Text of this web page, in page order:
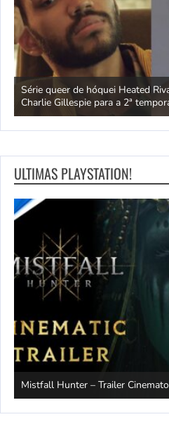
Série queer de hóquei Heated
Charlie Gillespie para a 2ª
ULTIMAS PLAYSTATION!
Mistfall Hunter – Trailer